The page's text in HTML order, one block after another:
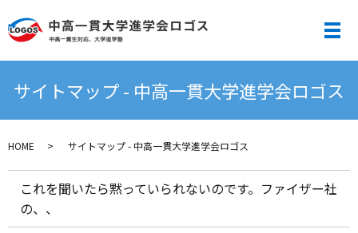
メ
サイトマップ - 中高一貫大学進学会ロゴス
HOME サイトマップ - 中高一貫大学進学会ロゴス
これを聞いたら黙っていられないのです。ファイザー社
の、、